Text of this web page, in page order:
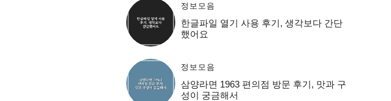
정보모음
한글파일 열기 사용 후기, 생각보다 간단
했어요
정보모음
삼양라면 1963 편의점 방문 후기, 맛과 구
성이 궁금해서